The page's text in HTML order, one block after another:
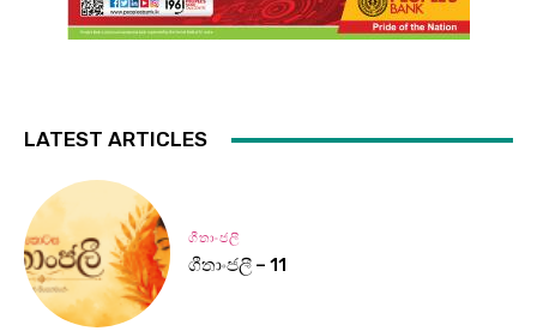
LATEST ARTICLES
ගීතාංජලී
ගීතාංජලී – 11